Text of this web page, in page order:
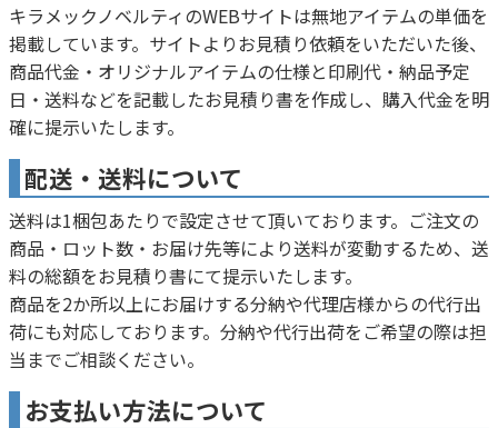
キラメックノベルティのWEBサイトは無地アイテムの単価を
掲載しています。サイトよりお見積り依頼をいただいた後、
商品代金・オリジナルアイテムの仕様と印刷代・納品予定
日・送料などを記載したお見積り書を作成し、購入代金を明
確に提示いたします。
配送・送料について
送料は1梱包あたりで設定させて頂いております。ご注文の
商品・ロット数・お届け先等により送料が変動するため、送
料の総額をお見積り書にて提示いたします。
商品を2か所以上にお届けする分納や代理店様からの代行出
荷にも対応しております。分納や代行出荷をご希望の際は担
当までご相談ください。
お支払い方法について